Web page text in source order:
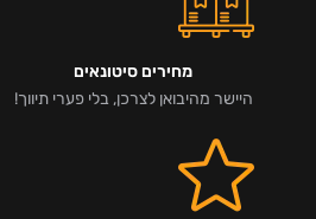
מחירים סיטונאים
היישר מהיבואן לצרכן, בלי פערי תיווך!